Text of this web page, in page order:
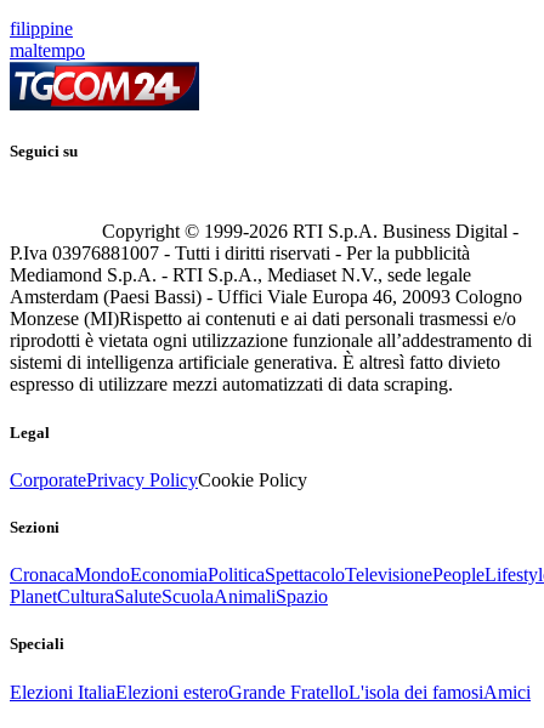
filippine
maltempo
Seguici su
Copyright © 1999-2026 RTI S.p.A. Business Digital -
P.Iva 03976881007 - Tutti i diritti riservati - Per la pubblicità
Mediamond S.p.A. - RTI S.p.A., Mediaset N.V., sede legale
Amsterdam (Paesi Bassi) - Uffici Viale Europa 46, 20093 Cologno
Monzese (MI)Rispetto ai contenuti e ai dati personali trasmessi e/o
riprodotti è vietata ogni utilizzazione funzionale all’addestramento di
sistemi di intelligenza artificiale generativa. È altresì fatto divieto
espresso di utilizzare mezzi automatizzati di data scraping.
Legal
CorporatePrivacy PolicyCookie Policy
Sezioni
CronacaMondoEconomiaPoliticaSpettacoloTelevisionePeople
PlanetCulturaSaluteScuolaAnimaliSpazio
Speciali
Elezioni ItaliaElezioni esteroGrande FratelloL'isola dei famosiAmici